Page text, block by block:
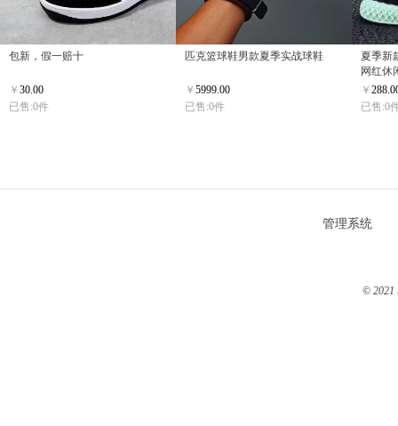
包新，假一赔十
￥ 30.00
已售:0件
匹克篮球鞋男款夏季实战球鞋
￥ 5999.00
已售:0件
夏季新
网红休
￥
已售:0
管理系统
© 2021